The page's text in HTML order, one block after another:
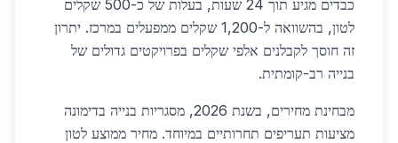
כבדים מגיע תוך 24 שעות, בעלות של כ-500 שקלים
לטון, בהשוואה ל-1,200 שקלים ממפעלים במרכז. יתרון
זה חוסך לקבלנים אלפי שקלים בפרויקטים גדולים של
בנייה רב-קומתית.
מבחינת מחירים, בשנת 2026, מסגריות בנייה בדימונה
מציעות תעריפים תחרותיים במיוחד. מחיר ממוצע לטון